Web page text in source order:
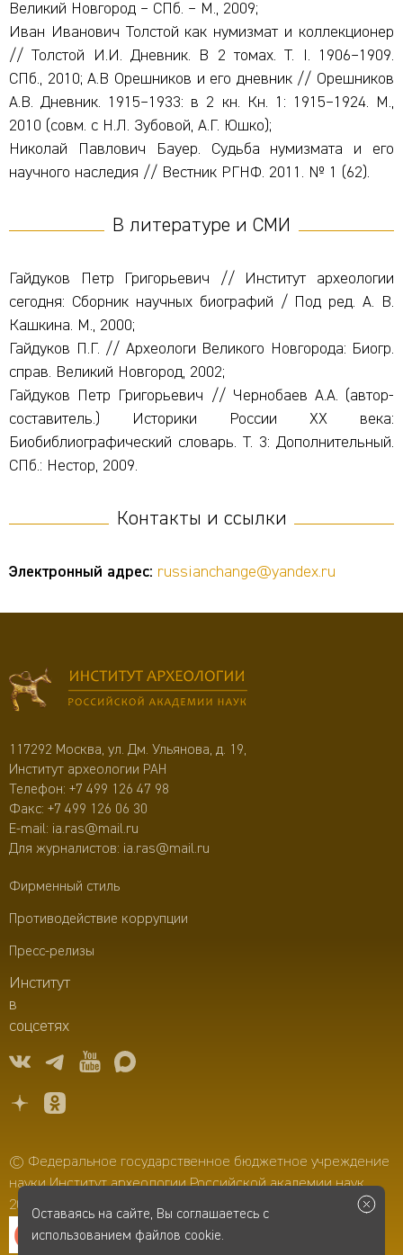
Великий Новгород – СПб. – М., 2009;
Иван Иванович Толстой как нумизмат и коллекционер
// Толстой И.И. Дневник. В 2 томах. Т. I. 1906–1909.
СПб., 2010; А.В Орешников и его дневник // Орешников
А.В. Дневник. 1915–1933: в 2 кн. Кн. 1: 1915–1924. М.,
2010 (совм. с Н.Л. Зубовой, А.Г. Юшко);
Николай Павлович Бауер. Судьба нумизмата и его
научного наследия // Вестник РГНФ. 2011. № 1 (62).
В литературе и СМИ
Гайдуков Петр Григорьевич // Институт археологии
сегодня: Сборник научных биографий / Под ред. А. В.
Кашкина. М., 2000;
Гайдуков П.Г. // Археологи Великого Новгорода: Биогр.
справ. Великий Новгород, 2002;
Гайдуков Петр Григорьевич // Чернобаев А.А. (автор-
составитель.) Историки России XX века:
Биобиблиографический словарь. Т. 3: Дополнительный.
СПб.: Нестор, 2009.
Контакты и ссылки
Электронный адрес: russianchange@yandex.ru
117292 Москва, ул. Дм. Ульянова, д. 19,
Институт археологии РАН
Телефон: +7 499 126 47 98
Факс: +7 499 126 06 30
E-mail: ia.ras@mail.ru
Для журналистов: ia.ras@mail.ru
Фирменный стиль
Противодействие коррупции
Пресс-релизы
Институт
в
соцсетях
© Федеральное государственное бюджетное учреждение
науки Институт археологии Российской академии наук,
2006–2026
Оставаясь на сайте, Вы соглашаетесь с
использованием файлов cookie.